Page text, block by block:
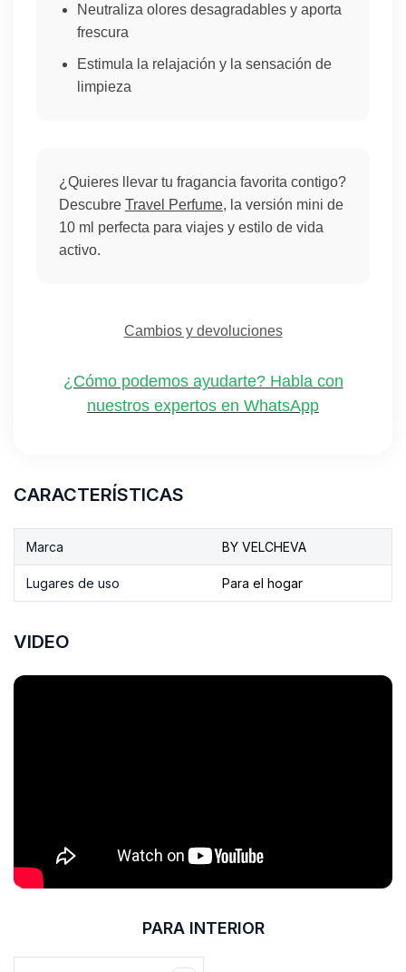
Neutraliza olores desagradables y aporta
frescura
Estimula la relajación y la sensación de
limpieza
¿Quieres llevar tu fragancia favorita contigo?
Descubre Travel Perfume, la versión mini de
10 ml perfecta para viajes y estilo de vida
activo.
Cambios y devoluciones
¿Cómo podemos ayudarte? Habla con
nuestros expertos en WhatsApp
CARACTERÍSTICAS
Marca BY VELCHEVA
Lugares de uso Para el hogar
VIDEO
PARA INTERIOR